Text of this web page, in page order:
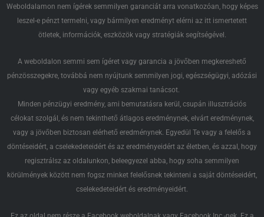
Weboldalamon nem ígérek semmilyen garanciát arra vonatkozóan, hogy képes
leszel-e pénzt termelni, vagy bármilyen eredményt elérni az itt ismertetett
ötletek, információk, eszközök vagy stratégiák segítségével.
A weboldalon semmi sem ígéret vagy garancia a jövőben megkereshető
pénzösszegekre, továbbá nem nyújtunk semmilyen jogi, egészségügyi, adózási
vagy egyéb szakmai tanácsot.
Minden pénzügyi eredmény, ami bemutatásra kerül, csupán illusztrációs
célokat szolgál, és nem tekinthető átlagos eredménynek, elvárt eredménynek,
vagy a jövőben biztosan elérhető eredménynek. Egyedül Te vagy a felelős a
döntéseidért, a cselekedeteidért és az eredményeidért az életben, és azzal, hogy
regisztrálsz az oldalunkon, beleegyezel abba, hogy soha semmilyen
körülmények között nem fogsz minket felelősnek tekinteni a saját döntéseidért,
cselekedeteidért és eredményeidért.